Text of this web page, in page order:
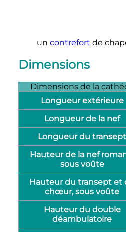
un contrefort de
Dimensions
Dimensions de la
Longueur extérieure
Longueur de la nef
Longueur du transept
Hauteur de la nef
sous voûte
Hauteur du transept et
chœur, sous voûte
Hauteur du double
déambulatoire